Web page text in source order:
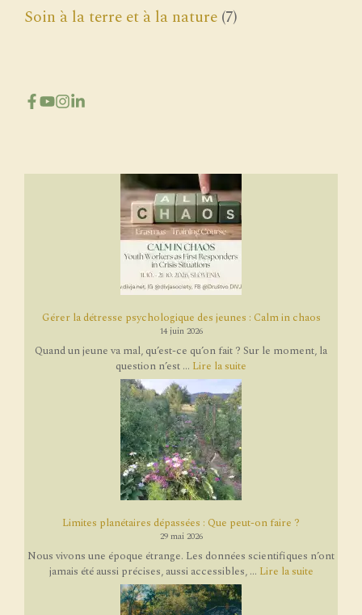
Soin à la terre et à la nature (7)
Gérer la détresse psychologique des jeunes : Calm in chaos
14 juin 2026
Quand un jeune va mal, qu’est-ce qu’on fait ? Sur le moment, la
question n’est ... Lire la suite
Limites planétaires dépassées : Que peut-on faire ?
29 mai 2026
Nous vivons une époque étrange. Les données scientifiques n’ont
jamais été aussi précises, aussi accessibles, ... Lire la suite